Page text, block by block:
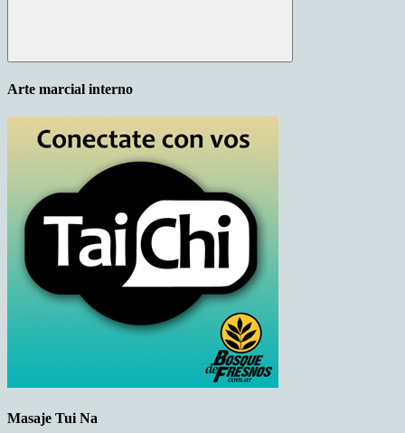
Buscar
Arte marcial interno
Masaje Tui Na